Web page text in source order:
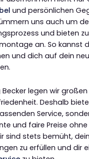
und persönlichen
uns auch um
und bieten
an. So kannst
und dich auf dein
Becker legen wir
Deshalb
Service,
und faire Preise
sind stets bemüht,
zu erfüllen und dir